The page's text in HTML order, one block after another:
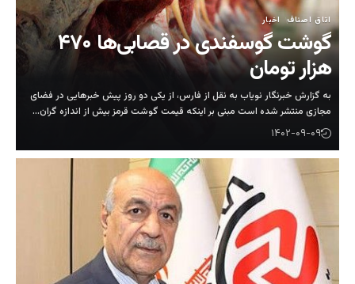
گوشت گوسفندی‌ در قصابی‌ها ۴۷۰
نقل از فارس، از یکی دو روز پیش خبرهایی در فضای
بر اینکه‌ قیمت گوشت قرمز بیش از اندازه گران…